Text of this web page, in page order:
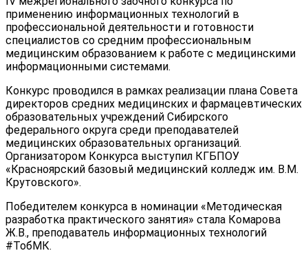
применению информационных технологий в
профессиональной деятельности и готовности
специалистов со средним профессиональным
медицинским образованием к работе с медицинскими
информационными системами.
Конкурс проводился в рамках реализации плана Совета
директоров средних медицинских и фармацевтических
образовательных учреждений Сибирского
федерального округа среди преподавателей
медицинских образовательных организаций.
Организатором Конкурса выступил КГБПОУ
«Красноярский базовый медицинский колледж им. В.М.
Крутовского».
Победителем конкурса в номинации «Методическая
разработка практического занятия» стала Комарова
Ж.В., преподаватель информационных технологий
#ТобМК.